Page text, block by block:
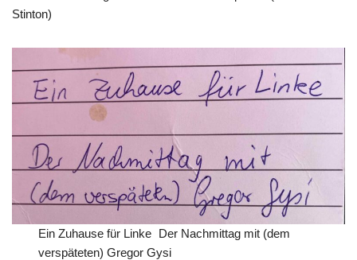
Stinton)
Ein Zuhause für Linke Der Nachmittag mit (dem
verspäteten) Gregor Gysi